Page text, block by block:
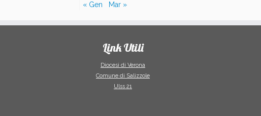
« Gen Mar »
Link Utili
Diocesi di Verona
Comune di Salizzole
Ulss 21